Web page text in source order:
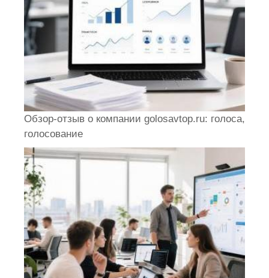
Обзор-отзыв о компании golosavtop.ru: голоса,
голосование